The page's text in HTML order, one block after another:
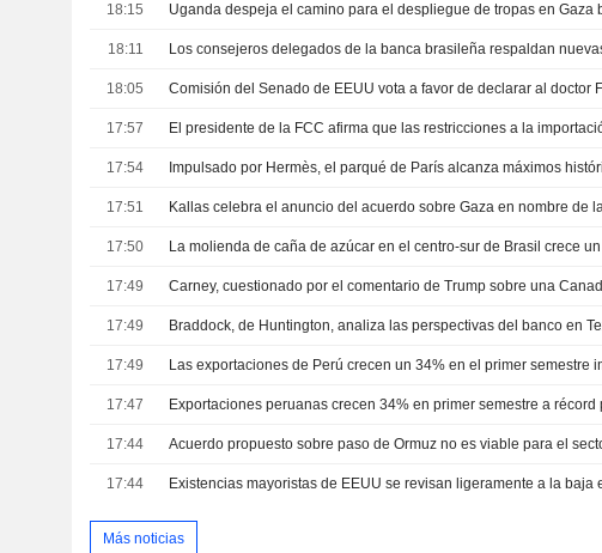
18:15
18:11
18:05
17:57
17:54 Impulsado por Hermès, el parqué de París alcanza máximos
17:51 Kallas celebra el anuncio del acuerdo sobre Gaza en nombre de
17:50
17:49
17:49 Braddock, de Huntington, analiza las perspectivas del banco en
17:49
17:47
17:44
17:44 Existencias mayoristas de EEUU se revisan ligeramente a la baja
Más noticias